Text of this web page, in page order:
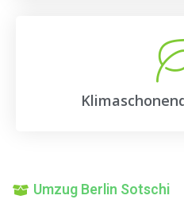
Umzug Berlin Sotschi